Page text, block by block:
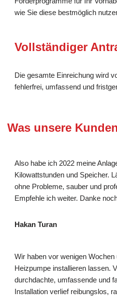
wie Sie diese bestmöglich
Vollständiger
Die gesamte Einreichung wird
fehlerfrei, umfassend und
Was unsere
Also habe ich 2022 meine
Kilowattstunden und Speicher.
ohne Probleme, sauber und
Empfehle ich weiter. Danke
Hakan Turan
Wir haben vor wenigen
Heizpumpe installieren lassen.
durchdachte, umfassende und
Installation verlief reibungslos,